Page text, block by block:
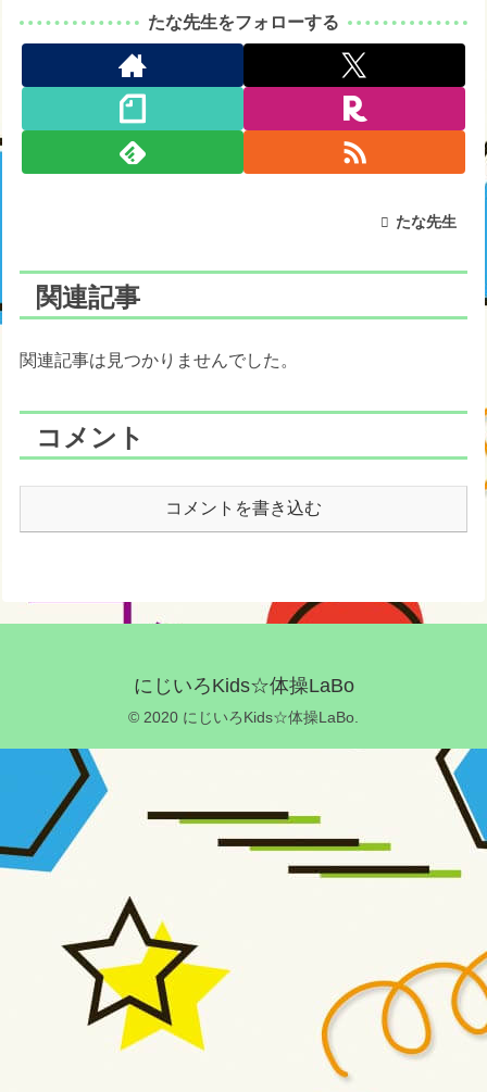
たな先生をフォローする
たな先生
関連記事
関連記事は見つかりませんでした。
コメント
コメントを書き込む
にじいろKids☆体操LaBo
© 2020 にじいろKids☆体操LaBo.